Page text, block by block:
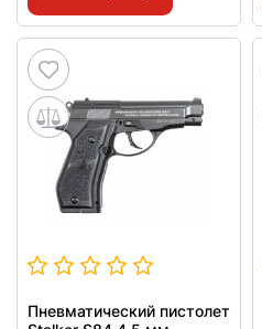
Пневматический пистолет